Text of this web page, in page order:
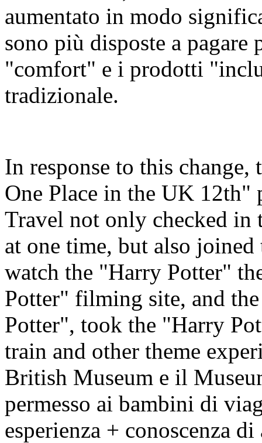
aumentato in modo
sono più disposte a pagare
"comfort" e i prodotti
tradizionale.
In response to this
One Place in the UK
Travel not only checked in
at one time, but also
watch the "Harry Potter"
Potter" filming site, and
Potter", took the "Harry
train and other theme
British Museum e il
permesso ai bambini di
esperienza + conoscenza